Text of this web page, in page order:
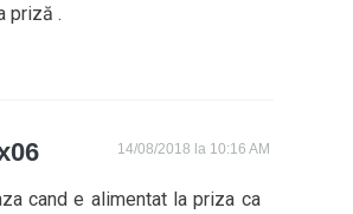
priză .
14/08/2018 la 10:16 AM
cand e alimentat la priza ca